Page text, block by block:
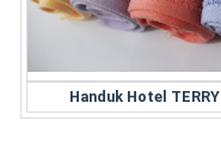
Handuk Hotel